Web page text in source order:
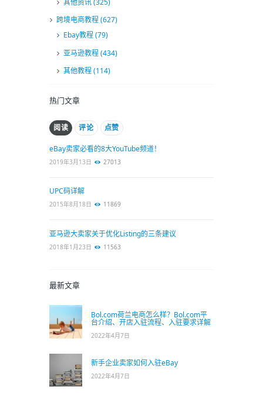
其他资讯(325)
跨境电商教程(627)
Ebay教程(79)
亚马逊教程(434)
其他教程(114)
热门文章
阅读 评论 点赞
eBay卖家必看的8大YouTube频道！
2019年3月13日 27013
UPC码详解
2015年8月18日 11869
亚马逊大卖家关于优化Listing的三条建议
2018年1月23日 11563
最新文章
Bol.com荷兰电商怎么样？Bol.com平
台介绍、开店入驻流程、入驻要求详解
2022年4月7日
新手企业卖家如何入驻eBay
2022年4月7日